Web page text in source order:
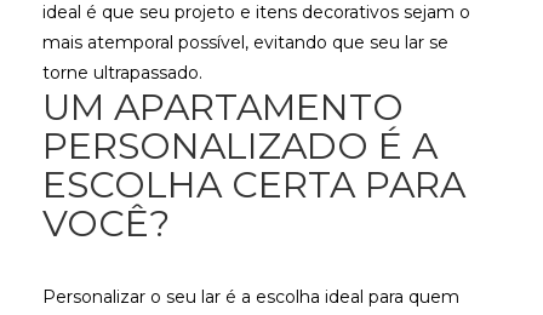
ideal é que seu projeto e itens decorativos sejam o
mais atemporal possível, evitando que seu lar se
torne ultrapassado.
UM APARTAMENTO
PERSONALIZADO É A
ESCOLHA CERTA PARA
VOCÊ?
Personalizar o seu lar é a escolha ideal para quem